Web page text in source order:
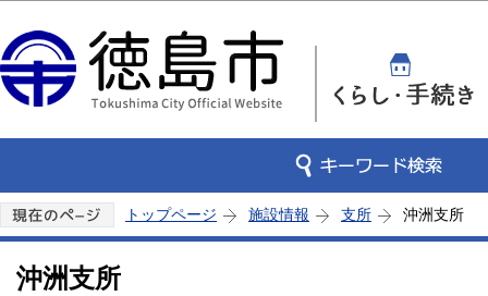
トップページ 施設情報 支所 沖洲支所
沖洲支所